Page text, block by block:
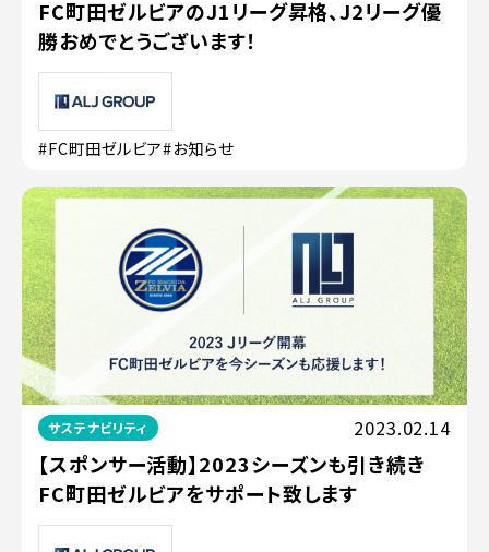
FC町田ゼルビアのJ1リーグ昇格、J2リーグ優
勝おめでとうございます！
#FC町田ゼルビア#お知らせ
サステナビリティ 2023.02.14
【スポンサー活動】2023シーズンも引き続き
FC町田ゼルビアをサポート致します